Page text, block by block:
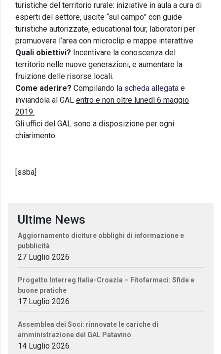
turistiche del territorio rurale: iniziative in aula a cura di
esperti del settore, uscite “sul campo” con guide
turistiche autorizzate, educational tour, laboratori per
promuovere l’area con microclip e mappe interattive
Quali obiettivi? Incentivare la conoscenza del
territorio nelle nuove generazioni, e aumentare la
fruizione delle risorse locali.
Come aderire? Compilando la scheda allegata e
inviandola al GAL entro e non oltre lunedì 6 maggio
2019.
Gli uffici del GAL sono a disposizione per ogni
chiarimento.
[ssba]
Ultime News
Aggiornamento diciture obblighi di informazione e
pubblicità
27 Luglio 2026
Progetto Interreg Italia-Croazia – Fitofarmaci: Sfide e
buone pratiche
17 Luglio 2026
Assemblea dei Soci: rinnovate le cariche di
amministrazione del GAL Patavino
14 Luglio 2026